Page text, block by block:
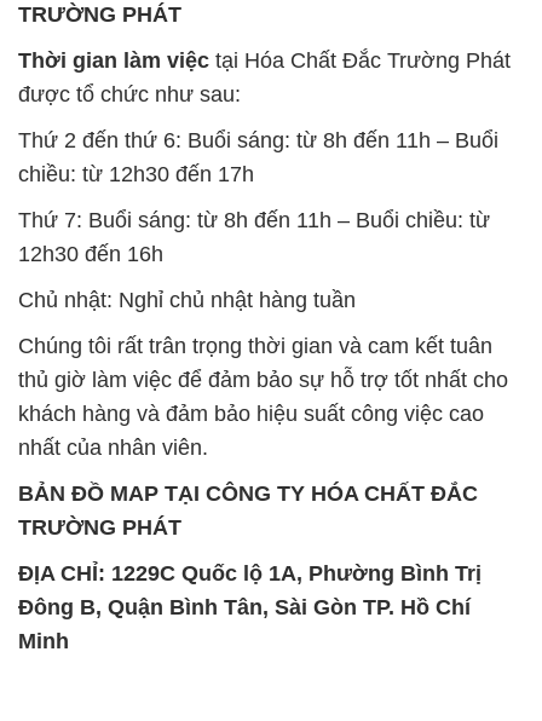
TRƯỜNG PHÁT
Thời gian làm việc tại Hóa Chất Đắc Trường Phát
được tổ chức như sau:
Thứ 2 đến thứ 6: Buổi sáng: từ 8h đến 11h – Buổi
chiều: từ 12h30 đến 17h
Thứ 7: Buổi sáng: từ 8h đến 11h – Buổi chiều: từ
12h30 đến 16h
Chủ nhật: Nghỉ chủ nhật hàng tuần
Chúng tôi rất trân trọng thời gian và cam kết tuân
thủ giờ làm việc để đảm bảo sự hỗ trợ tốt nhất cho
khách hàng và đảm bảo hiệu suất công việc cao
nhất của nhân viên.
BẢN ĐỒ MAP TẠI CÔNG TY HÓA CHẤT ĐẮC
TRƯỜNG PHÁT
ĐỊA CHỈ: 1229C Quốc lộ 1A, Phường Bình Trị
Đông B, Quận Bình Tân, Sài Gòn TP. Hồ Chí
Minh